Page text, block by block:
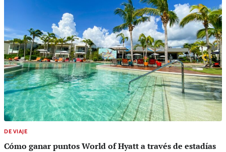
DE VIAJE
Cómo ganar puntos World of Hyatt a través de estadías